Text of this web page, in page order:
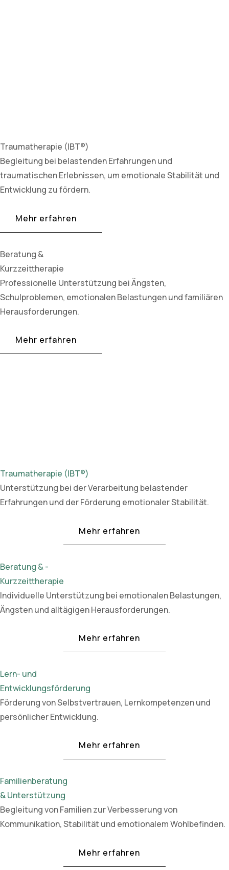
Traumatherapie (IBT®)
Begleitung bei belastenden Erfahrungen und
traumatischen Erlebnissen, um emotionale Stabilität und
Entwicklung zu fördern.
Mehr erfahren
Beratung &
Kurzzeittherapie
Professionelle Unterstützung bei Ängsten,
Schulproblemen, emotionalen Belastungen und familiären
Herausforderungen.
Mehr erfahren
Traumatherapie (IBT®)
Unterstützung bei der Verarbeitung belastender
Erfahrungen und der Förderung emotionaler Stabilität.
Mehr erfahren
Beratung & -
Kurzzeittherapie
Individuelle Unterstützung bei emotionalen Belastungen,
Ängsten und alltägigen Herausforderungen.
Mehr erfahren
Lern- und
Entwicklungsförderung
Förderung von Selbstvertrauen, Lernkompetenzen und
persönlicher Entwicklung.
Mehr erfahren
Familienberatung
& Unterstützung
Begleitung von Familien zur Verbesserung von
Kommunikation, Stabilität und emotionalem Wohlbefinden.
Mehr erfahren